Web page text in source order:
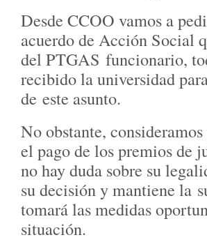
Desde CCOO vamos a
acuerdo de Acción Social
del PTGAS funcionario,
recibido la universidad
de este asunto.
No obstante,
el pago de los premios de
no hay duda sobre su
su decisión y mantiene la
tomará las medidas
situación.